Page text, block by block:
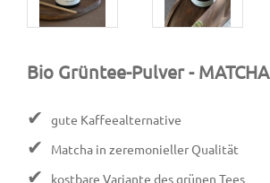
Bio Grüntee-Pulver- MATCHA
✔ gute Kaffeealternative
✔ Matcha in zeremonieller Qualität
✔ kostbare Variante des grünen Tees